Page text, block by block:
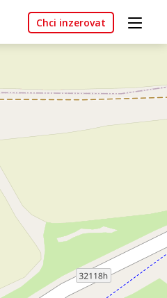
Chci inzerovat